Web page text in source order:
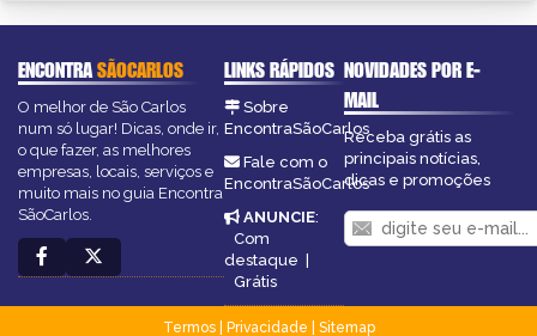
ENCONTRASÃOCARLOS
O melhor de São Carlos
num só lugar! Dicas, onde ir,
o que fazer, as melhores
empresas, locais, serviços e
muito mais no guia Encontra
SãoCarlos.
LINKS RÁPIDOS
Sobre
EncontraSãoCarlos
Fale com o
EncontraSãoCarlos
ANUNCIE:
Com
destaque
Grátis
NOVIDADES POR E-
MAIL
Receba grátis as
principais notícias,
dicas e promoções
Termos| Privacidade
Sitemap